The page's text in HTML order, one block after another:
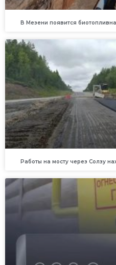
В Мезени появится
Работы на мосту через Солзу